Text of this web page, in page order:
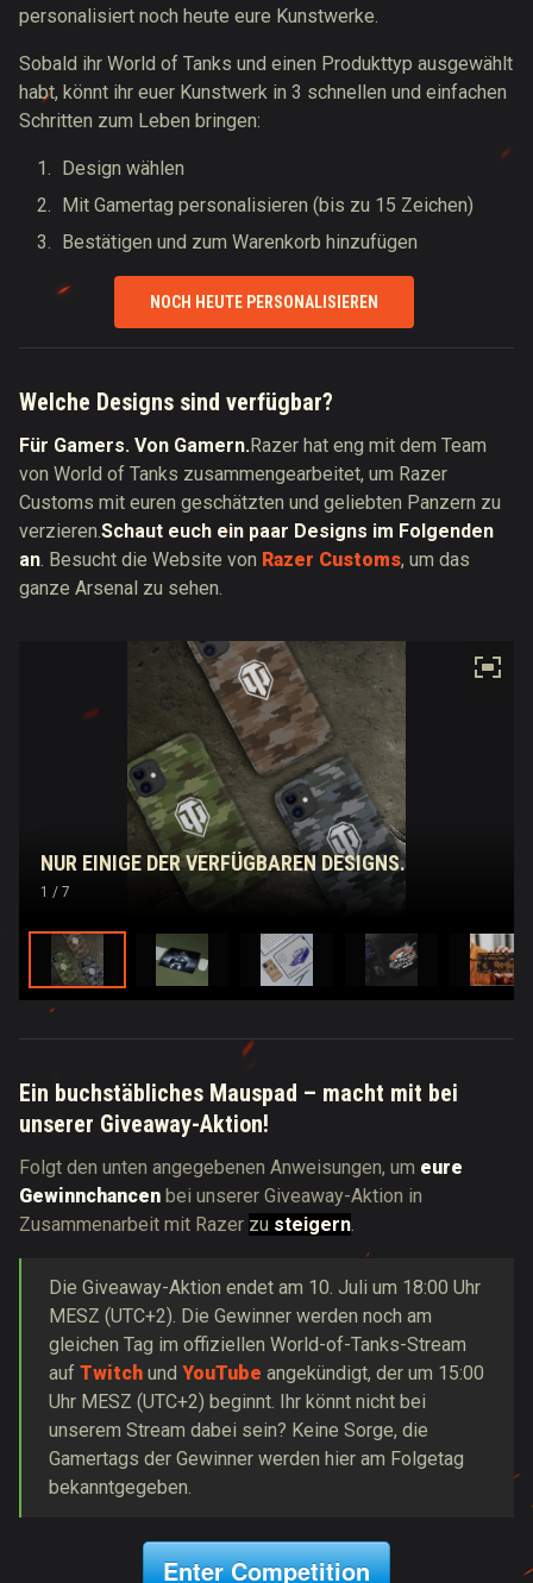
personalisiert noch heute eure Kunstwerke.
Sobald ihr World of Tanks und einen Produkttyp ausgewählt
habt, könnt ihr euer Kunstwerk in 3 schnellen und einfachen
Schritten zum Leben bringen:
Design wählen
Mit Gamertag personalisieren (bis zu 15 Zeichen)
Bestätigen und zum Warenkorb hinzufügen
NOCH HEUTE PERSONALISIEREN
Welche Designs sind verfügbar?
Für Gamers. Von Gamern.Razer hat eng mit dem Team
von World of Tanks zusammengearbeitet, um Razer
Customs mit euren geschätzten und geliebten Panzern zu
verzieren.Schaut euch ein paar Designs im Folgenden
an. Besucht die Website von Razer Customs, um das
ganze Arsenal zu sehen.
NUR EINIGE DER VERFÜGBAREN DESIGNS.
1 / 7
Ein buchstäbliches Mauspad – macht mit bei
unserer Giveaway-Aktion!
Folgt den unten angegebenen Anweisungen, um eure
Gewinnchancen bei unserer Giveaway-Aktion in
Zusammenarbeit mit Razer zu steigern.
Die Giveaway-Aktion endet am 10. Juli um 18:00 Uhr
MESZ (UTC+2). Die Gewinner werden noch am
gleichen Tag im offiziellen World-of-Tanks-Stream
auf Twitch und YouTube angekündigt, der um 15:00
Uhr MESZ (UTC+2) beginnt. Ihr könnt nicht bei
unserem Stream dabei sein? Keine Sorge, die
Gamertags der Gewinner werden hier am Folgetag
bekanntgegeben.
Enter Competition